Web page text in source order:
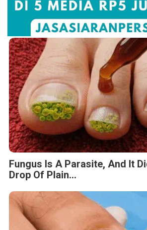
Fungus Is A Parasite, And It
Drop Of Plain...